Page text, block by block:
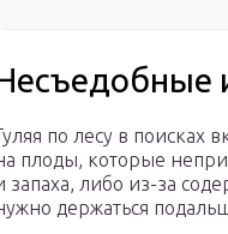
по лесу в поисках
плоды, которые
запаха, либо из-за
держаться